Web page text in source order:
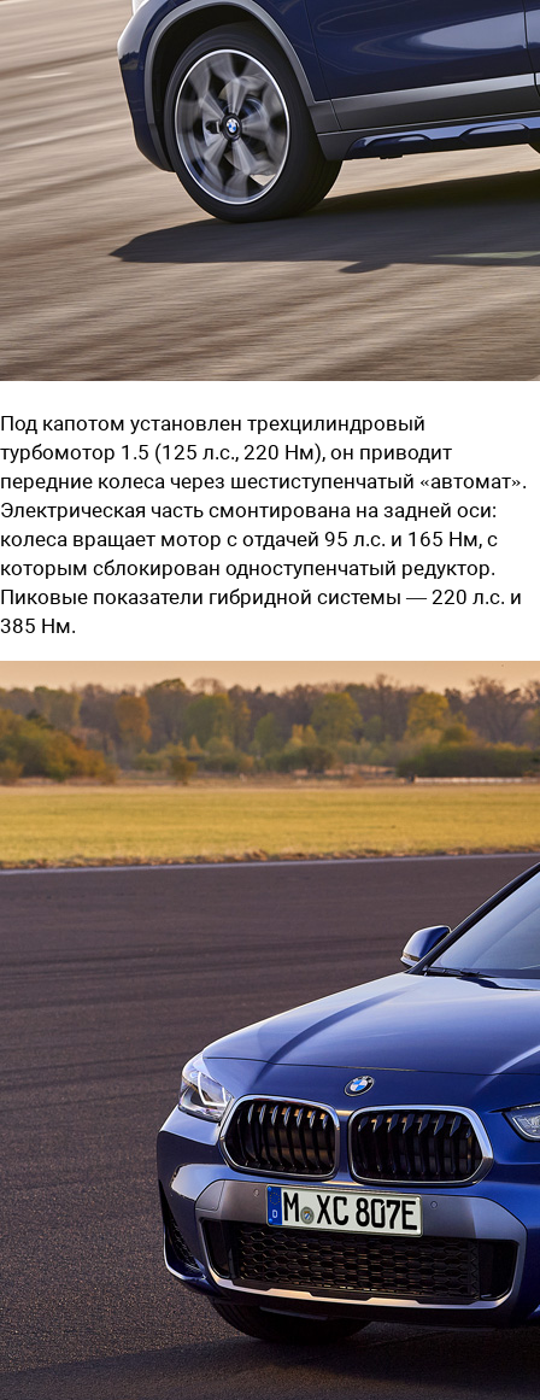
Под капотом установлен трехцилиндровый
турбомотор 1.5 (125 л.с., 220 Нм), он приводит
передние колеса через шестиступенчатый «автомат».
Электрическая часть смонтирована на задней оси:
колеса вращает мотор с отдачей 95 л.с. и 165 Нм, с
которым сблокирован одноступенчатый редуктор.
Пиковые показатели гибридной системы — 220 л.с. и
385 Нм.